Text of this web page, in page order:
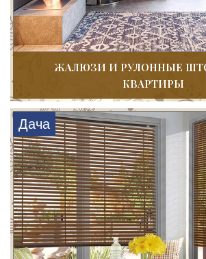
ЖАЛЮЗИ И РУЛОННЫЕ
КВАРТИРЫ
Дача